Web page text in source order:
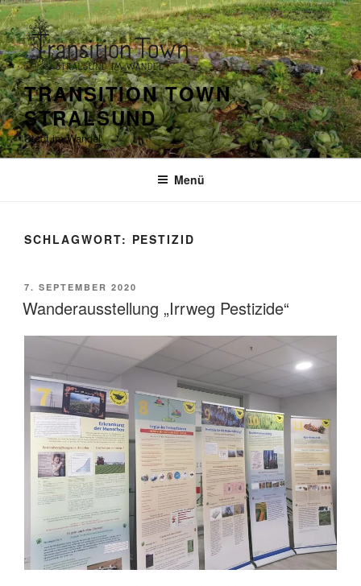
Zum
Inhalt
springen
TRANSITION TOWN
STRALSUND
Stadt im Wandel
Menü
SCHLAGWORT: PESTIZID
VERÖFFENTLICHT
AM
7. SEPTEMBER 2020
Wanderausstellung „Irrweg Pestizide“